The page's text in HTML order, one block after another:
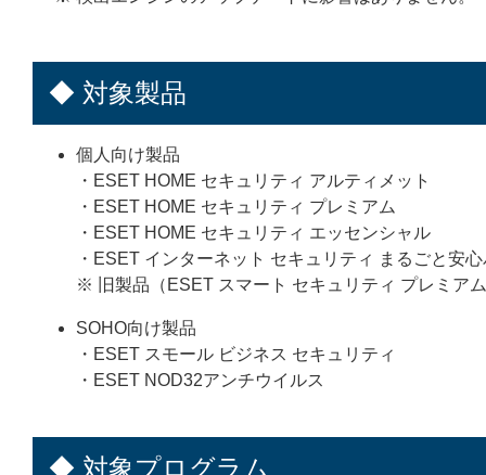
◆ 対象製品
個人向け製品
・ESET HOME セキュリティ アルティメット
・ESET HOME セキュリティ プレミアム
・ESET HOME セキュリティ エッセンシャル
・ESET インターネット セキュリティ まるごと安
※ 旧製品（ESET スマート セキュリティ プレミア
SOHO向け製品
・ESET スモール ビジネス セキュリティ
・ESET NOD32アンチウイルス
◆ 対象プログラム